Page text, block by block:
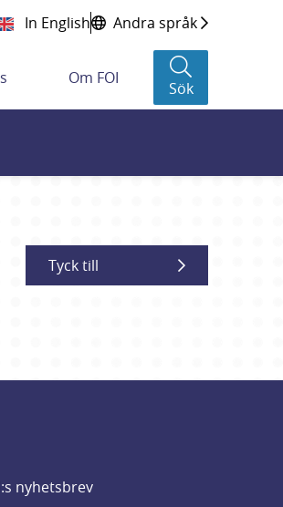
In English Andra språk
Om FOI
Sök
Tyck till
nyhetsbrev